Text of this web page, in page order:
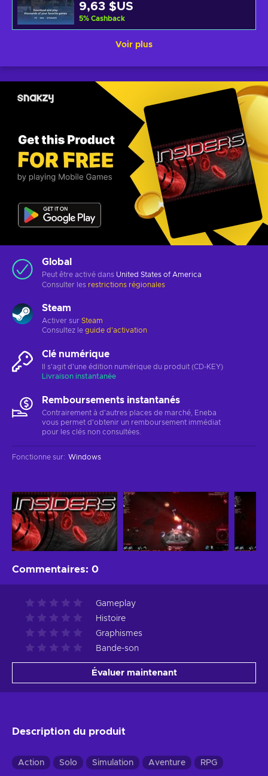
9,63 $US
5% Cashback
Voir plus
Global
Peut être activé dans United States of America
Consulter les restrictions régionales
Steam
Activer sur Steam
Consultez le guide d'activation
Clé numérique
Il s'agit d'une édition numérique du produit (CD-KEY)
Livraison instantanée
Remboursements instantanés
Contrairement à d'autres places de marché, Eneba
vous permet d'obtenir un remboursement immédiat
pour les clés non consultées.
Fonctionne sur: Windows
Commentaires: 0
Gameplay
Histoire
Graphismes
Bande-son
Évaluer maintenant
Description du produit
Action Solo Simulation Aventure RPG